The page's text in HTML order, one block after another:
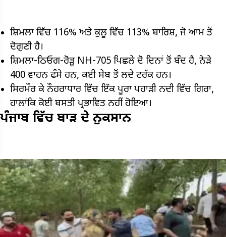
ਸ਼ਿਮਲਾ ਵਿੱਚ 116% ਅਤੇ ਕੁਲੂ ਵਿੱਚ 113% ਬਾਰਿਸ਼, ਜੋ ਆਮ ਤੋਂ
ਦੋਗੁਣੀ ਹੈ।
ਸ਼ਿਮਲਾ-ਠਿਓਗ-ਰੋੜੂ NH-705 ਪਿਛਲੇ ਦੋ ਦਿਨਾਂ ਤੋਂ ਬੰਦ ਹੈ, ਨੇੜੇ
400 ਵਾਹਨ ਫੰਸੇ ਹਨ, ਕਈ ਸੇਬ ਤੋਂ ਲਦੇ ਟਰੱਕ ਹਨ।
ਸਿਰਮੌਰ ਕੇ ਨੌਹਰਾਧਾਰ ਵਿੱਚ ਇੱਕ ਪੂਰਾ ਪਹਾੜੀ ਨਦੀ ਵਿੱਚ ਗਿਰਾ,
ਹਾਲਾਂਕਿ ਕੋਈ ਬਸਤੀ ਪ੍ਰਭਾਵਿਤ ਨਹੀਂ ਹੋਇਆ।
ਪੰਜਾਬ ਵਿੱਚ ਬਾੜ ਦੇ ਨੁਕਸਾਨ